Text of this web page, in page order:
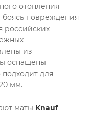
отопления
боясь повреждения
российских
из
оснащены
для
мм.
маты Knauf